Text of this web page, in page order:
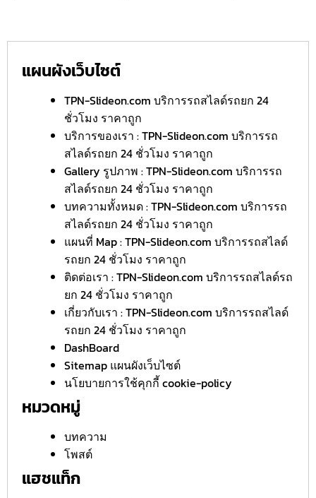
แผนผังเว็บไซต์
TPN-Slideon.com บริการรถสไลด์รถยก 24
ชั่วโมง ราคาถูก
บริการของเรา : TPN-Slideon.com บริการรถ
สไลด์รถยก 24 ชั่วโมง ราคาถูก
Gallery รูปภาพ : TPN-Slideon.com บริการรถ
สไลด์รถยก 24 ชั่วโมง ราคาถูก
บทความทั้งหมด : TPN-Slideon.com บริการรถ
สไลด์รถยก 24 ชั่วโมง ราคาถูก
แผนที่ Map : TPN-Slideon.com บริการรถสไลด์
รถยก 24 ชั่วโมง ราคาถูก
ติดต่อเรา : TPN-Slideon.com บริการรถสไลด์รถ
ยก 24 ชั่วโมง ราคาถูก
เกี่ยวกับเรา : TPN-Slideon.com บริการรถสไลด์
รถยก 24 ชั่วโมง ราคาถูก
DashBoard
Sitemap แผนผังเว็บไซต์
นโยบายการใช้คุกกี้ cookie-policy
หมวดหมู่
บทความ
โพสต์
แฮชแท็ก